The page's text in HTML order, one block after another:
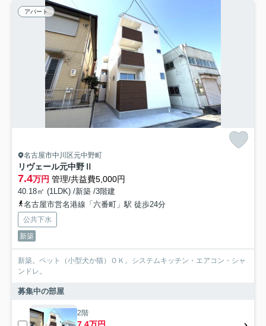
アパート
名古屋市中川区元中野町
リヴェール元中野Ⅱ
7.4万円 管理/共益費5,000円
40.18㎡ (1LDK) /新築 /3階建
名古屋市営名港線「六番町」駅 徒歩24分
公共下水
新築
新築。ペット（小型犬か猫）ＯＫ。システムキッチン・エアコン・シャ
ンドレ。
募集中の部屋
2階